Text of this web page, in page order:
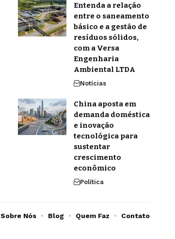
Entenda a relação
entre o saneamento
básico e a gestão de
resíduos sólidos,
com a Versa
Engenharia
Ambiental LTDA
Notícias
China aposta em
demanda doméstica
e inovação
tecnológica para
sustentar
crescimento
econômico
Política
Sobre Nós Blog Quem Faz Contato